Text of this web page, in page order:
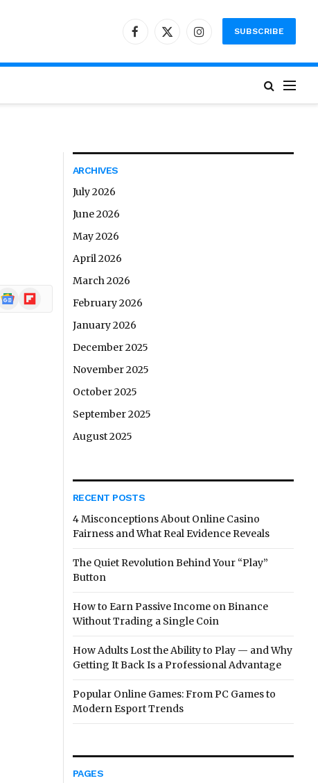
Facebook
X
InstagramSUBSCRIBE
Google
News
Flipboard
ARCHIVES
July 2026
June 2026
May 2026
April 2026
March 2026
February 2026
January 2026
December 2025
November 2025
October 2025
September 2025
August 2025
RECENT POSTS
4 Misconceptions About Online Casino
Fairness and What Real Evidence Reveals
The Quiet Revolution Behind Your “Play”
Button
How to Earn Passive Income on Binance
Without Trading a Single Coin
How Adults Lost the Ability to Play — and Why
Getting It Back Is a Professional Advantage
Popular Online Games: From PC Games to
Modern Esport Trends
PAGES